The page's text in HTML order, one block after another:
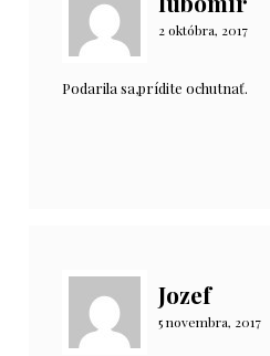
2 októbra, 2017
Podarila sa,prídite ochutnať.
Jozef
5 novembra, 2017